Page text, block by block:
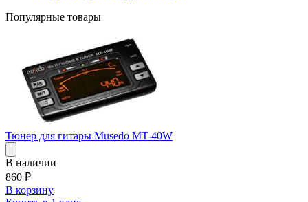
Популярные товары
Тюнер для гитары Musedo MT-40W
В наличии
860 ₽
В корзину